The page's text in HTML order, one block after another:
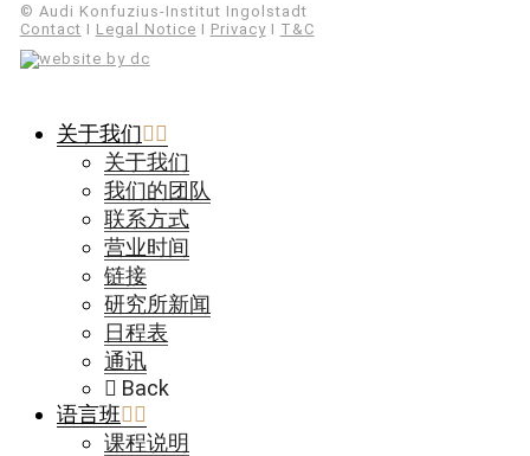
© Audi Konfuzius-Institut Ingolstadt
Contact I Legal Notice I PrivacyI T&C
关于我们
关于我们
我们的团队
联系方式
营业时间
链接
研究所新闻
日程表
通讯
Back
语言班
课程说明